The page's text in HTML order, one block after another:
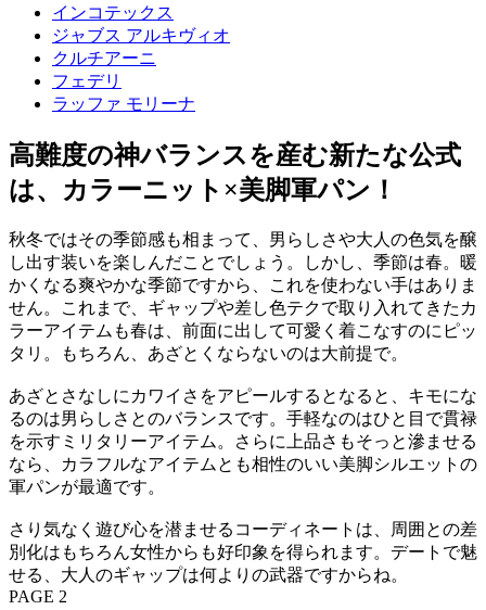
インコテックス
ジャブス アルキヴィオ
クルチアーニ
フェデリ
ラッファ モリーナ
高難度の神バランスを産む新たな公式
は、カラーニット×美脚軍パン！
秋冬ではその季節感も相まって、男らしさや大人の色気を醸
し出す装いを楽しんだことでしょう。しかし、季節は春。暖
かくなる爽やかな季節ですから、これを使わない手はありま
せん。これまで、ギャップや差し色テクで取り入れてきたカ
ラーアイテムも春は、前面に出して可愛く着こなすのにピッ
タリ。もちろん、あざとくならないのは大前提で。
あざとさなしにカワイさをアピールするとなると、キモにな
るのは男らしさとのバランスです。手軽なのはひと目で貫禄
を示すミリタリーアイテム。さらに上品さもそっと滲ませる
なら、カラフルなアイテムとも相性のいい美脚シルエットの
軍パンが最適です。
さり気なく遊び心を潜ませるコーディネートは、周囲との差
別化はもちろん女性からも好印象を得られます。デートで魅
せる、大人のギャップは何よりの武器ですからね。
PAGE 2